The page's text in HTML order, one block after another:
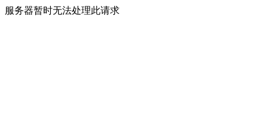
服务器暂时无法处理此请求